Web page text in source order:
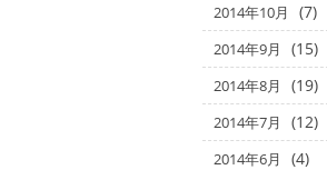
2014年10月 (7)
2014年9月 (15)
2014年8月 (19)
2014年7月 (12)
2014年6月 (4)